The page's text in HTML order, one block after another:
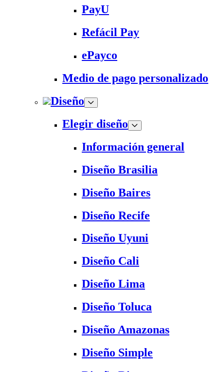
PayU
Refácil Pay
ePayco
Medio de pago personalizado
Diseño
Elegir diseño
Información general
Diseño Brasilia
Diseño Baires
Diseño Recife
Diseño Uyuni
Diseño Cali
Diseño Lima
Diseño Toluca
Diseño Amazonas
Diseño Simple